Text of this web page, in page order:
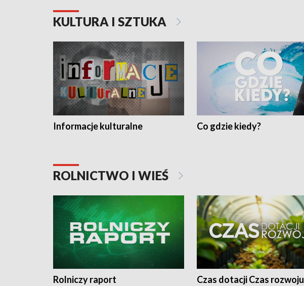
KULTURA I SZTUKA
Informacje kulturalne Co gdzie kiedy?
ROLNICTWO I WIEŚ
Rolniczy raport Czas dotacji Czas rozwoju